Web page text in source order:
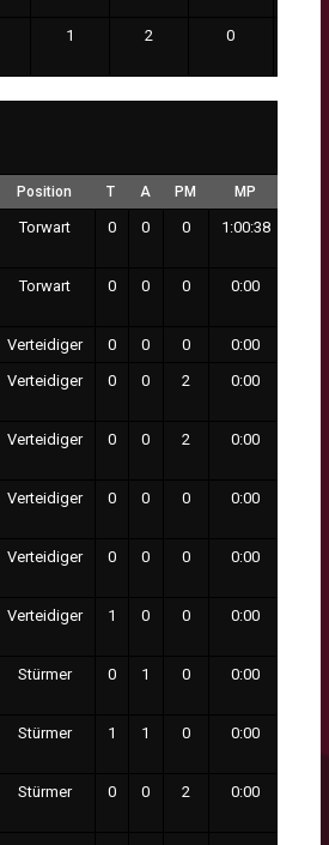
1 2 0
Position T A PM MP
Torwart 0 0 0 1:00:38
Torwart 0 0 0 0:00
Verteidiger 0 0 0 0:00
Verteidiger 0 0 2 0:00
Verteidiger 0 0 2 0:00
Verteidiger 0 0 0 0:00
Verteidiger 0 0 0 0:00
Verteidiger 1 0 0 0:00
Stürmer 0 1 0 0:00
Stürmer 1 1 0 0:00
Stürmer 0 0 2 0:00